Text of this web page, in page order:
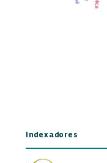
Indexadores